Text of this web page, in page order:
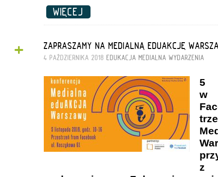
WIĘCEJ
+ ZAPRASZAMY NA MEDIALNĄ EDUAKCJĘ
4 PAŹDZIERNIKA 2018 EDUKACJA MEDIALNA WYDARZENIA
5
w
W
z